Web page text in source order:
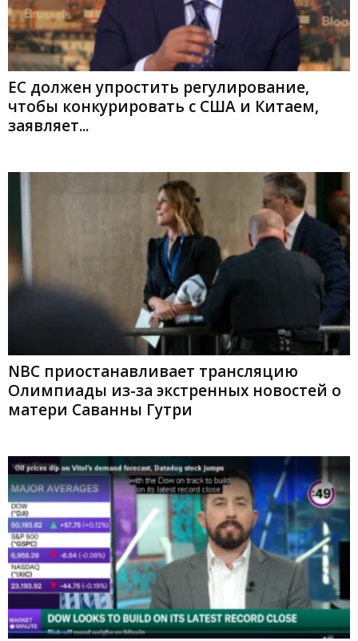
ЕС должен упростить регулирование,
чтобы конкурировать с США и Китаем,
заявляет...
NBC приостанавливает трансляцию
Олимпиады из-за экстренных новостей о
матери Саванны Гутри